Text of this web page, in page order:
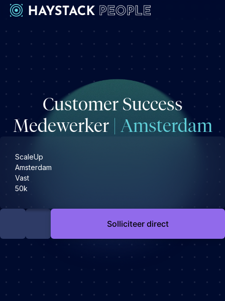
Werkgevers
Engineering & leadership
Executive search
Marketing
Operations & HR
Sales
Engineering & leadership
Product
Customer Success
Medewerker | Amsterdam
ScaleUp
Amsterdam
Vast
50k
Solliciteer direct